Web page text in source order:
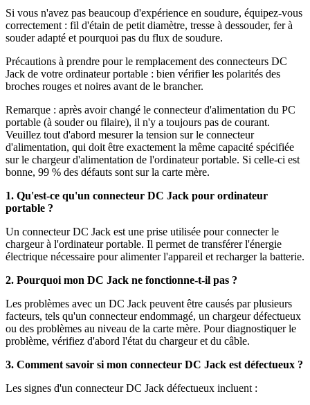
Si vous n'avez pas beaucoup d'expérience en soudure, équipez-vous
correctement : fil d'étain de petit diamètre, tresse à dessouder, fer à
souder adapté et pourquoi pas du flux de soudure.
Précautions à prendre pour le remplacement des connecteurs DC
Jack de votre ordinateur portable : bien vérifier les polarités des
broches rouges et noires avant de le brancher.
Remarque : après avoir changé le connecteur d'alimentation du PC
portable (à souder ou filaire), il n'y a toujours pas de courant.
Veuillez tout d'abord mesurer la tension sur le connecteur
d'alimentation, qui doit être exactement la même capacité spécifiée
sur le chargeur d'alimentation de l'ordinateur portable. Si celle-ci est
bonne, 99 % des défauts sont sur la carte mère.
1. Qu'est-ce qu'un connecteur DC Jack pour ordinateur
portable ?
Un connecteur DC Jack est une prise utilisée pour connecter le
chargeur à l'ordinateur portable. Il permet de transférer l'énergie
électrique nécessaire pour alimenter l'appareil et recharger la batterie.
2. Pourquoi mon DC Jack ne fonctionne-t-il pas ?
Les problèmes avec un DC Jack peuvent être causés par plusieurs
facteurs, tels qu'un connecteur endommagé, un chargeur défectueux
ou des problèmes au niveau de la carte mère. Pour diagnostiquer le
problème, vérifiez d'abord l'état du chargeur et du câble.
3. Comment savoir si mon connecteur DC Jack est défectueux ?
Les signes d'un connecteur DC Jack défectueux incluent :